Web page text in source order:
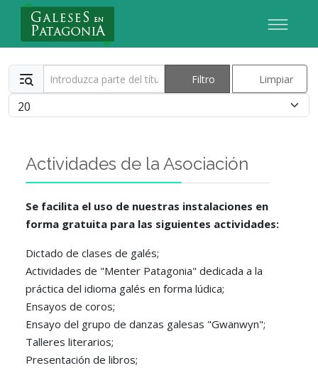
Nuevo Usuario
Introduzca parte del título Filtro Limpiar
Cantidad
Actividades de la Asociación
Se facilita el uso de nuestras instalaciones en
forma gratuita para las siguientes actividades:
Dictado de clases de galés;
Actividades de "Menter Patagonia" dedicada a la
práctica del idioma galés en forma lúdica;
Ensayos de coros;
Ensayo del grupo de danzas galesas "Gwanwyn";
Talleres literarios;
Presentación de libros;